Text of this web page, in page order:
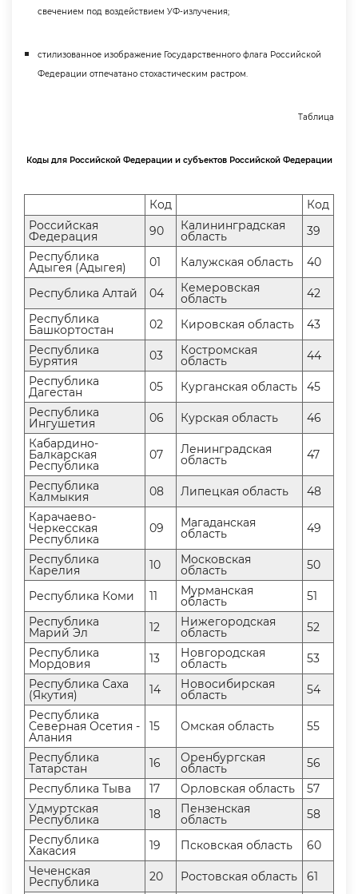
свечением под воздействием УФ-излучения;
стилизованное изображение Государственного флага Российской
Федерации отпечатано стохастическим растром.
Таблица
Коды для Российской Федерации и субъектов Российской Федерации
Код
Код
Российская
Федерация 90 Калининградская
область
39
Республика
Адыгея (Адыгея) 01 Калужская область 40
Республика Алтай 04 Кемеровская
область
42
Республика
Башкортостан 02 Кировская область
43
Республика
Бурятия 03 Костромская
область
44
Республика
Дагестан 05 Курганская область
45
Республика
Ингушетия 06 Курская область
46
Кабардино-
Балкарская
Республика
07 Ленинградская
область 47
Республика
Калмыкия 08 Липецкая область
48
Карачаево-
Черкесская
Республика
09 Магаданская
область 49
Республика
Карелия 10 Московская
область 50
Республика Коми 11 Мурманская
область
51
Республика
Марий Эл 12 Нижегородская
область
52
Республика
Мордовия 13 Новгородская
область
53
Республика Саха
(Якутия) 14 Новосибирская
область
54
Республика
Северная Осетия -
Алания
15 Омская область 55
Республика
Татарстан 16 Оренбургская
область
56
Республика Тыва
17 Орловская область
57
Удмуртская
Республика 18 Пензенская
область
58
Республика
Хакасия 19 Псковская область
60
Чеченская
Республика 20 Ростовская область
61